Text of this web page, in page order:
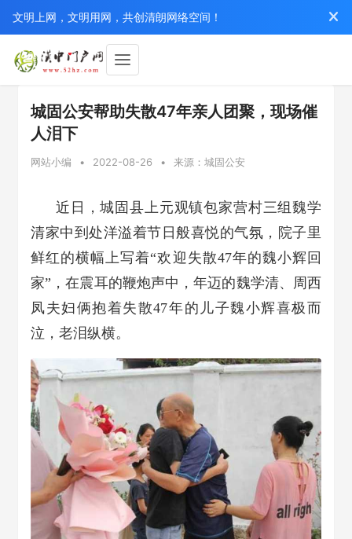
文明上网，文明用网，共创清朗网络空间！
城固公安帮助失散47年亲人团聚，现场催
人泪下
网站小编 • 2022-08-26 • 来源：城固公安
近日，城固县上元观镇包家营村三组魏学
清家中到处洋溢着节日般喜悦的气氛，院子里
鲜红的横幅上写着“欢迎失散47年的魏小辉回
家”，在震耳的鞭炮声中，年迈的魏学清、周西
凤夫妇俩抱着失散47年的儿子魏小辉喜极而
泣，老泪纵横。